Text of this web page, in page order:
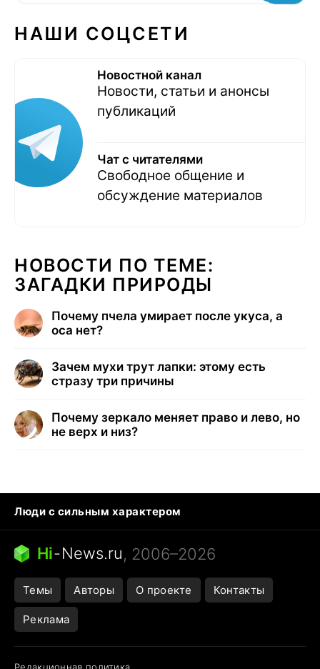
НАШИ СОЦСЕТИ
Новостной канал
Новости, статьи и анонсы
публикаций
Чат с читателями
Свободное общение и
обсуждение материалов
НОВОСТИ ПО ТЕМЕ:
ЗАГАДКИ ПРИРОДЫ
Почему пчела умирает после укуса, а
оса нет?
Зачем мухи трут лапки: этому есть
стразу три причины
Почему зеркало меняет право и лево, но
не верх и низ?
Люди с сильным характером
Кошка писает на кровать
Тунцы в океанариуме
Ядовитые пауки России
Города в ядерной войне
Открытие в Google Maps
Hi-News.ru, 2006–2026
Темы Авторы О проекте Контакты
Реклама